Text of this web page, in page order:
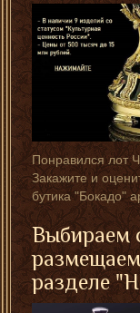
Понравился лот
Закажите и
бутика "Бокадо"
Выбираем
разделе